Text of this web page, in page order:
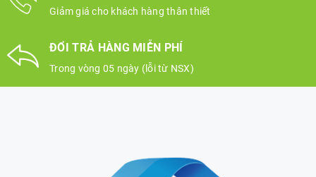
Giảm giá cho khách hàng thân thiết
ĐỔI TRẢ HÀNG MIỄN PHÍ
Trong vòng 05 ngày (lỗi từ NSX)